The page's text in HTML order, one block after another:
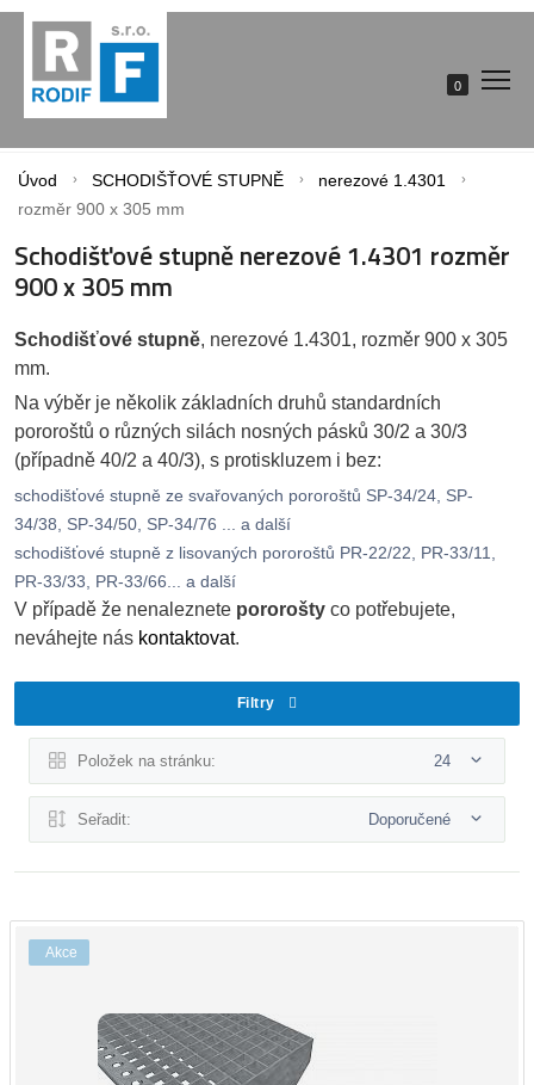
0
Úvod SCHODIŠŤOVÉ STUPNĚ
nerezové 1.4301
rozměr 900 x 305 mm
Schodišťové stupně nerezové 1.4301 rozměr
900 x 305 mm
Schodišťové stupně, nerezové 1.4301, rozměr 900 x 305
mm.
Na výběr je několik základních druhů standardních
pororoštů o různých silách nosných pásků 30/2 a 30/3
(případně 40/2 a 40/3), s protiskluzem i bez:
schodišťové stupně ze svařovaných pororoštů SP-34/24, SP-
34/38, SP-34/50, SP-34/76 ... a další
schodišťové stupně z lisovaných pororoštů PR-22/22, PR-33/11,
PR-33/33, PR-33/66... a další
V případě že nenaleznete pororošty co potřebujete,
neváhejte nás kontaktovat.
Filtry
Položek na stránku: 24
Seřadit: Doporučené
Akce